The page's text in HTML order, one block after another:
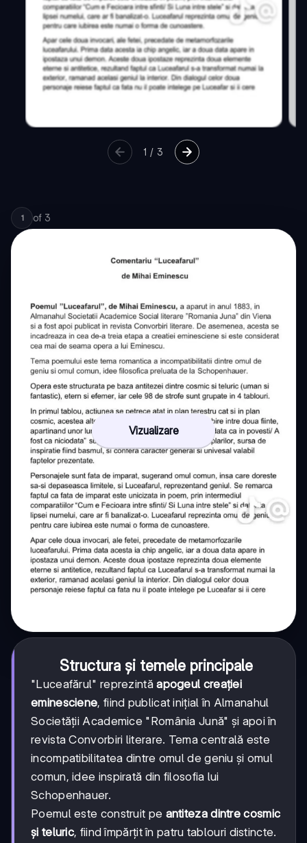
1 / 3
1 of 3
Vizualizare
Structura și temele principale
"Luceafărul" reprezintăapogeul creației
eminesciene, fiind publicat inițial în Almanahul
Societății Academice "România Jună" și apoi în
revista Convorbiri literare. Tema centrală este
incompatibilitatea dintre omul de geniu și omul
comun, idee inspirată din filosofia lui
Schopenhauer.
Poemul este construit pe antiteza dintre cosmic
și teluric, fiind împărțit în patru tablouri distincte.